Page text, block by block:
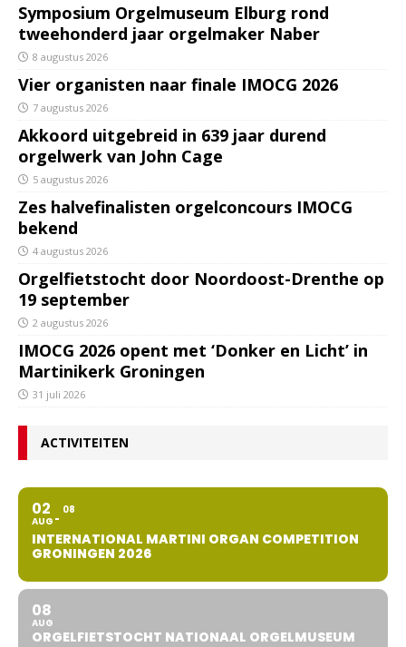
Symposium Orgelmuseum Elburg rond
tweehonderd jaar orgelmaker Naber
8 augustus 2026
Vier organisten naar finale IMOCG 2026
7 augustus 2026
Akkoord uitgebreid in 639 jaar durend
orgelwerk van John Cage
5 augustus 2026
Zes halvefinalisten orgelconcours IMOCG
bekend
4 augustus 2026
Orgelfietstocht door Noordoost-Drenthe op
19 september
2 augustus 2026
IMOCG 2026 opent met ‘Donker en Licht’ in
Martinikerk Groningen
31 juli 2026
ACTIVITEITEN
02
AUG
08
INTERNATIONAL MARTINI ORGAN COMPETITION
GRONINGEN 2026
08
AUG
ORGELFIETSTOCHT NATIONAAL ORGELMUSEUM